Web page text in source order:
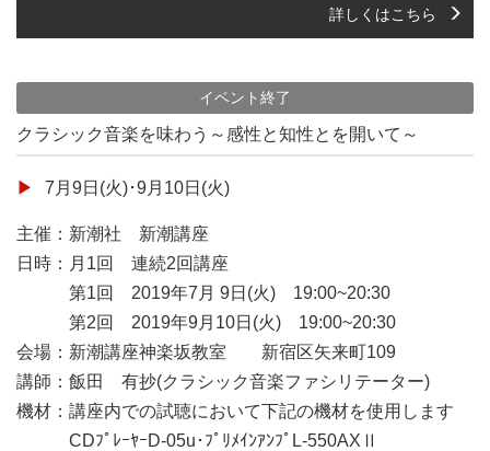
詳しくはこちら
イベント終了
クラシック音楽を味わう～感性と知性とを開いて～
7月9日(火)･9月10日(火)
主催：新潮社 新潮講座
日時：月1回 連続2回講座
第1回 2019年7月 9日(火) 19:00~20:30
第2回 2019年9月10日(火) 19:00~20:30
会場：新潮講座神楽坂教室 新宿区矢来町109
講師：飯田 有抄(クラシック音楽ファシリテーター)
機材：講座内での試聴において下記の機材を使用します
CDﾌﾟﾚｰﾔｰD-05u･ﾌﾟﾘﾒｲﾝｱﾝﾌﾟL-550AXⅡ